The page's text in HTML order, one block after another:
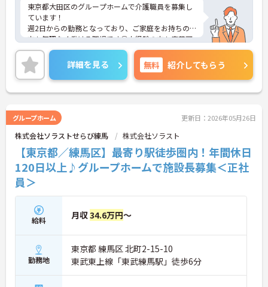
東京都大田区のグループホームで介護職員を募集し
ています！
週2日からの勤務となっており、ご家庭をお持ちの
方も無理なく働ける職場です◎未経験の方も応募可
能となっており、資格を活かして働きたい方にもお
すすめです♪昇給制度があり、頑張りを評価してく
れるので仕事のモチベーションにもつながります！
ご興味のある方は、面接のポイントをお伝えします
のでお気軽にご連絡ください！
詳細を見る 無料 紹介してもらう
グループホーム 更新日：2026年05月26日
株式会社ソラストせらび練馬 株式会社ソラスト
【東京都／練馬区】最寄り駅徒歩圏内！年間休日
120日以上♪グループホームで施設長募集＜正社
員＞
給料 月収34.6万円～
勤務地
東京都 練馬区 北町2-15-10
東武東上線「東武練馬駅」徒歩6分